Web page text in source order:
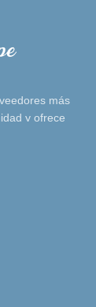
más
y ofrece